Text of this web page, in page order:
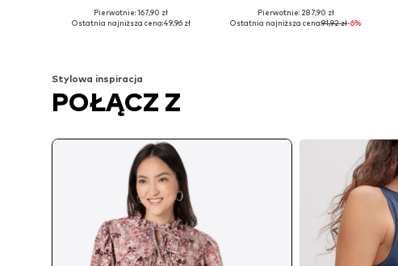
Dostępne rozmiary: 32, 34, 36, 38
Pierwotnie: 167,90 zł
Ostatnia najniższa cena:49,96 zł
Dostępne rozmiary: 38, 40, 42, 44
Pierwotnie: 287,90 zł
Ostatnia najniższa cena:91,92 zł-6%
Stylowa inspiracja
POŁĄCZ Z